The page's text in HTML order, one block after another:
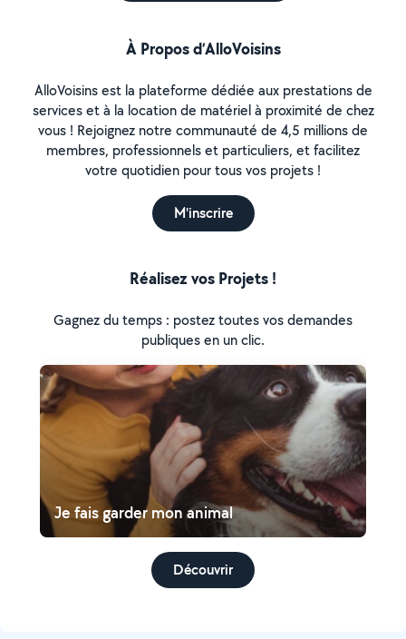
À Propos d’AlloVoisins
AlloVoisins est la plateforme dédiée aux prestations de
services et à la location de matériel à proximité de chez
vous ! Rejoignez notre communauté de 4,5 millions de
membres, professionnels et particuliers, et facilitez
votre quotidien pour tous vos projets !
M'inscrire
Réalisez vos Projets !
Gagnez du temps : postez toutes vos demandes
publiques en un clic.
Je fais garder mon animal
Découvrir